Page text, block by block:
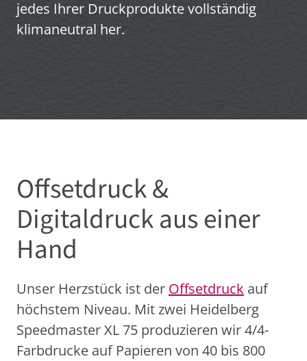
jedes Ihrer Druckprodukte vollständig
klimaneutral her.
Offsetdruck &
Digitaldruck aus einer
Hand
Unser Herzstück ist der Offsetdruck auf
höchstem Niveau. Mit zwei Heidelberg
Speedmaster XL 75 produzieren wir 4/4-
Farbdrucke auf Papieren von 40 bis 800